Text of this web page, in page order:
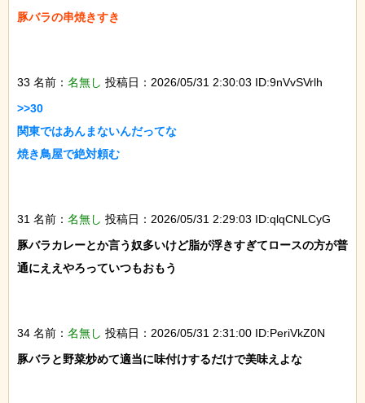
豚バラの串焼きすき
33 名前： 名無し 投稿日：2026/05/31 2:30:03 ID:9nVvSVrlh
>>30
関東ではあんまないんだってな
焼き鳥屋で絶対頼む
31 名前： 名無し 投稿日：2026/05/31 2:29:03 ID:qlqCNLCyG
豚バラカレーとか言う奴多いけど脂が浮きすぎてロースの方が普
通にええやろっていつもおもう
34 名前： 名無し 投稿日：2026/05/31 2:31:00 ID:PeriVkZ0N
豚バラと野菜炒めて適当に味付けするだけで美味えよな